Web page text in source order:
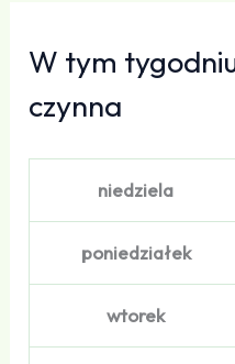
W tym
czynna
niedziela
poniedziałek
wtorek